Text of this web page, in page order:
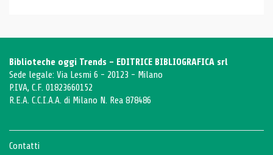
Biblioteche oggi Trends - EDITRICE BIBLIOGRAFICA srl
Sede legale: Via Lesmi 6 - 20123 - Milano
P.IVA, C.F. 01823660152
R.E.A. C.C.I.A.A. di Milano N. Rea 878486
Contatti